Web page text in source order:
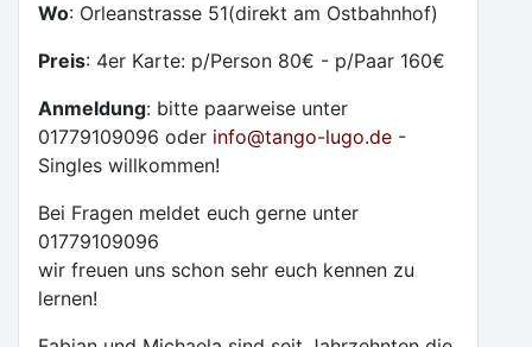
Wo: Orleanstrasse 51(direkt am Ostbahnhof)
Preis: 4er Karte: p/Person 80€ - p/Paar 160€
Anmeldung: bitte paarweise unter
01779109096 oder info@tango-lugo.de -
Singles willkommen!
Bei Fragen meldet euch gerne unter
01779109096
wir freuen uns schon sehr euch kennen zu
lernen!